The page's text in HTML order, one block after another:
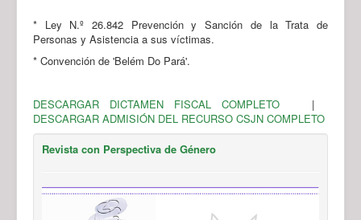
* Ley N.º 26.842 Prevención y Sanción de la Trata de
Personas y Asistencia a sus víctimas.
* Convención de 'Belém Do Pará'.
DESCARGAR DICTAMEN FISCAL COMPLETO |
DESCARGAR ADMISIÓN DEL RECURSO CSJN COMPLETO
Revista con Perspectiva de Género